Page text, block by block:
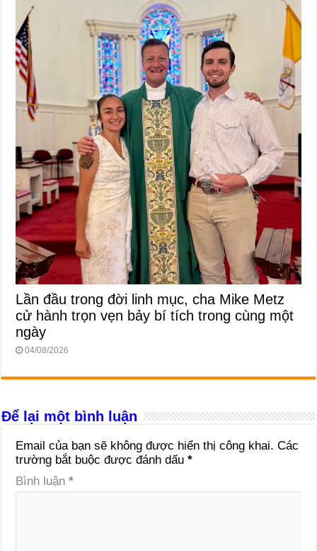
Lần đầu trong đời linh mục, cha Mike Metz
cử hành trọn vẹn bảy bí tích trong cùng một
ngày
04/08/2026
Để lại một bình luận
Email của bạn sẽ không được hiển thị công khai. Các
trường bắt buộc được đánh dấu*
Bình luận*